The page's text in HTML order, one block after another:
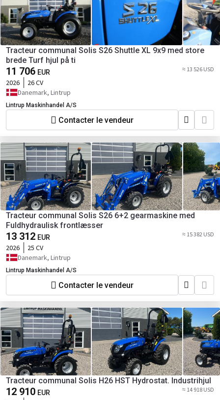
Tracteur communal Solis S26 Shuttle XL 9x9 med store
brede Turf hjul på ti
11 706 EUR ≈ 13 526 USD
2026
26 CV
Danemark, Lintrup
Lintrup Maskinhandel A/S
Contacter le vendeur
Tracteur communal Solis S26 6+2 gearmaskine med
Fuldhydraulisk frontlæsser
13 312 EUR ≈ 15 382 USD
2026
25 CV
Danemark, Lintrup
Lintrup Maskinhandel A/S
Contacter le vendeur
Tracteur communal Solis H26 HST Hydrostat. Industrihjul
12 910 EUR ≈ 14 918 USD